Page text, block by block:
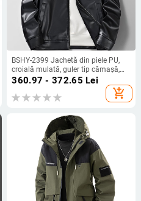
BSHY-2399 Jachetă din piele PU,
croială mulată, guler tip cămașă,
fermoar, buzunar 3D tip patch
360.97 - 372.65 Lei
add_shopping_cart